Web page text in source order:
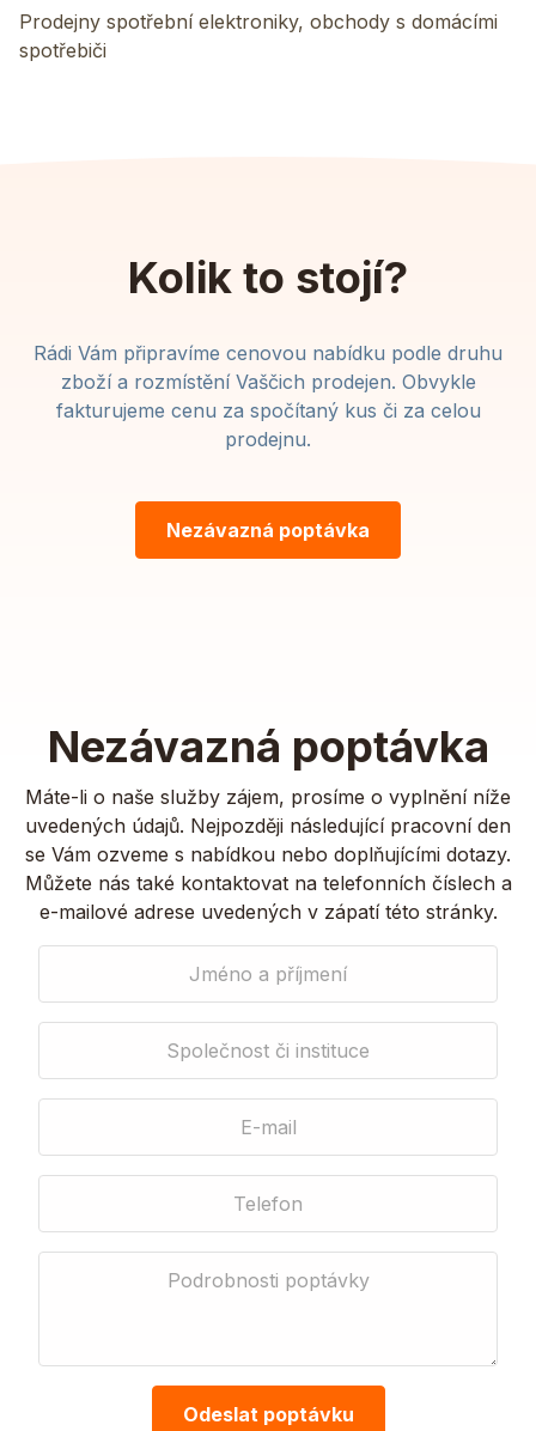
Prodejny spotřební elektroniky, obchody s domácími
spotřebiči
Kolik to stojí?
Rádi Vám připravíme cenovou nabídku podle druhu
zboží a rozmístění Vaščich prodejen. Obvykle
fakturujeme cenu za spočítaný kus či za celou
prodejnu.
Nezávazná poptávka
Nezávazná poptávka
Máte-li o naše služby zájem, prosíme o vyplnění níže
uvedených údajů. Nejpozději následující pracovní den
se Vám ozveme s nabídkou nebo doplňujícími dotazy.
Můžete nás také kontaktovat na telefonních číslech a
e-mailové adrese uvedených v zápatí této stránky.
Odeslat poptávku